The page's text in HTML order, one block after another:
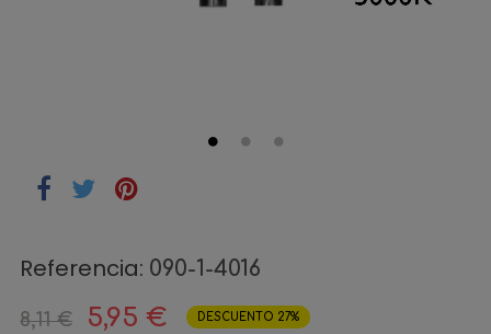
Referencia: 090-1-4016
8,11 € 5,95 € DESCUENTO 27%